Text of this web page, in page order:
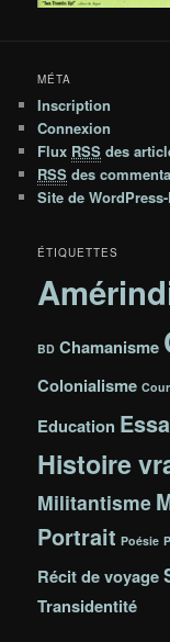
MÉTA
Inscription
Connexion
Flux RSS des
RSS des
Site de
ÉTIQUETTES
BD Chamanisme
Colonialisme
Education
Histoire
Militantisme
Portrait Poésie
Récit de voyage
Transidentité